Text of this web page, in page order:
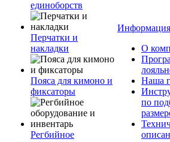
единоборств
Перчатки и
накладки
Пояса для кимоно и
фиксаторы
Регбийное
Информация
О
Наша
по